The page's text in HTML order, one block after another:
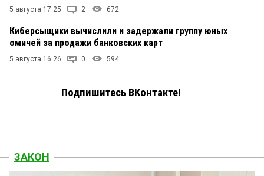
5 августа 17:25 2 672
Киберсыщики вычислили и задержали группу юных
омичей за продажи банковских карт
5 августа 16:26 0 594
Подпишитесь ВКонтакте!
ЗАКОН